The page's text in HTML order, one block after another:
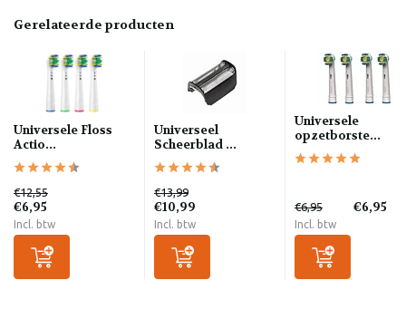
Gerelateerde producten
Universele Floss
Actio...
€12,55
€6,95
Incl. btw
Universeel
Scheerblad ...
€13,99
€10,99
Incl. btw
Universele
opzetborste...
€6,95 €6,95
Incl. btw